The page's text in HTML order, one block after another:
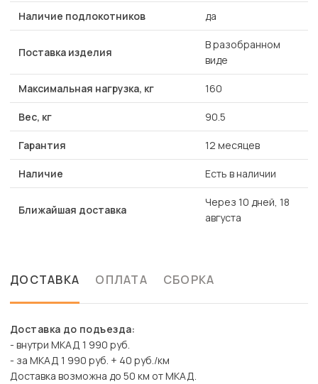
Наличие подлокотников да
Поставка изделия
В разобранном
виде
Максимальная нагрузка, кг 160
Вес, кг 90.5
Гарантия 12 месяцев
Наличие Есть в наличии
Ближайшая доставка
Через 10 дней, 18
августа
ДОСТАВКА ОПЛАТА СБОРКА
Доставка до подъезда:
- внутри МКАД 1 990 руб.
- за МКАД 1 990 руб. + 40 руб./км
Доставка возможна до 50 км от МКАД.